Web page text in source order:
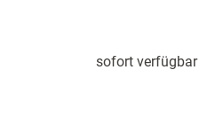
sofort verfügbar